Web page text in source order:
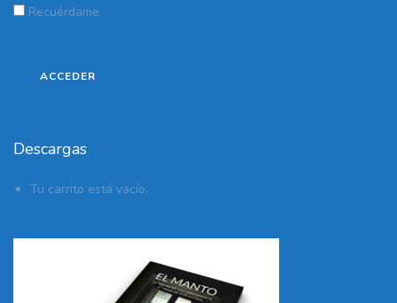
Recuérdame
Descargas
Tu carrito está vacío.